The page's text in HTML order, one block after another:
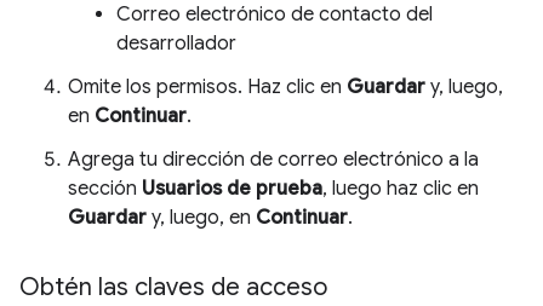
Correo electrónico de contacto del
desarrollador
Omite los permisos. Haz clic en Guardar y, luego,
en Continuar.
Agrega tu dirección de correo electrónico a la
sección Usuarios de prueba, luego haz clic en
Guardar y, luego, en Continuar.
Obtén las claves de acceso